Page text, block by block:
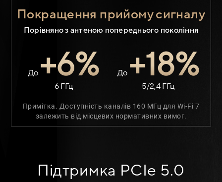
Покращення прийому сигналу
Порівняно з антеною попереднього покоління
До +6%
6 ГГц
До +18%
5/2,4 ГГц
Примітка. Доступність каналів 160 МГц для Wi-Fi 7
залежить від місцевих нормативних вимог.
Підтримка PCIe 5.0